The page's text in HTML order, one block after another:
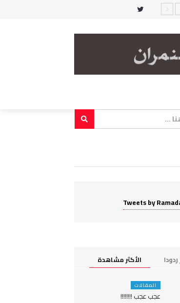
Tweets by
الأكثر مشاهدة ردودا
المقالات
عجب عجب !!!!!!!!